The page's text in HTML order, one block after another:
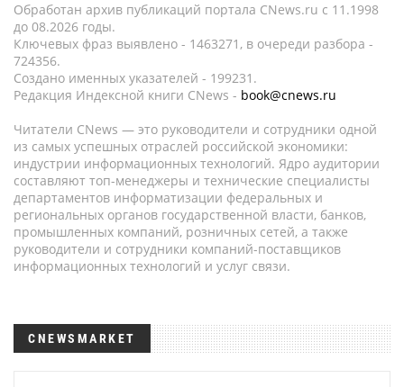
Обработан архив публикаций портала CNews.ru c 11.1998
до 08.2026 годы.
Ключевых фраз выявлено - 1463271, в очереди разбора -
724356.
Создано именных указателей - 199231.
Редакция Индексной книги CNews - book@cnews.ru
Читатели CNews — это руководители и сотрудники одной
из самых успешных отраслей российской экономики:
индустрии информационных технологий. Ядро аудитории
составляют топ-менеджеры и технические специалисты
департаментов информатизации федеральных и
региональных органов государственной власти, банков,
промышленных компаний, розничных сетей, а также
руководители и сотрудники компаний-поставщиков
информационных технологий и услуг связи.
CNEWSMARKET